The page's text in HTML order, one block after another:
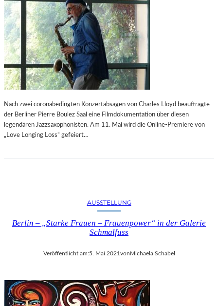
Nach zwei coronabedingten Konzertabsagen von Charles Lloyd beauftragte
der Berliner Pierre Boulez Saal eine Filmdokumentation über diesen
legendären Jazzsaxophonisten. Am 11. Mai wird die Online-Premiere von
„Love Longing Loss“ gefeiert…
AUSSTELLUNG
Berlin – „Starke Frauen – Frauenpower“ in der Galerie
Schmalfuss
Veröffentlicht am:5. Mai 2021von Michaela Schabel